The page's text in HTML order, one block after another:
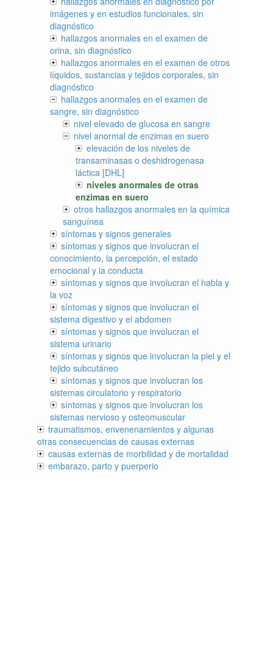
imágenes y en estudios funcionales, sin
diagnóstico
hallazgos anormales en el examen de
orina, sin diagnóstico
hallazgos anormales en el examen de otros
líquidos, sustancias y tejidos corporales, sin
diagnóstico
hallazgos anormales en el examen de
sangre, sin diagnóstico
nivel elevado de glucosa en sangre
nivel anormal de enzimas en suero
elevación de los niveles de
transaminasas o deshidrogenasa
láctica [DHL]
niveles anormales de otras
enzimas en suero
otros hallazgos anormales en la química
sanguínea
síntomas y signos generales
síntomas y signos que involucran el
conocimiento, la percepción, el estado
emocional y la conducta
síntomas y signos que involucran el habla y
la voz
síntomas y signos que involucran el
sistema digestivo y el abdomen
síntomas y signos que involucran el
sistema urinario
síntomas y signos que involucran la piel y el
tejido subcutáneo
síntomas y signos que involucran los
sistemas circulatorio y respiratorio
síntomas y signos que involucran los
sistemas nervioso y osteomuscular
traumatismos, envenenamientos y algunas
otras consecuencias de causas externas
causas externas de morbilidad y de mortalidad
embarazo, parto y puerperio